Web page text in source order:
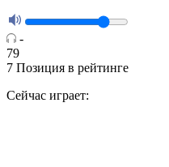
-
79
7 Позиция в рейтинге
Сейчас играет: